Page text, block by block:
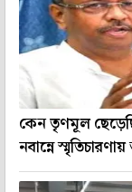
কেন তৃণমূল
নবান্নে